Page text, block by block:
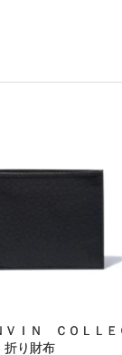
ＩＮ ＣＯＬＬＥ
折り財布